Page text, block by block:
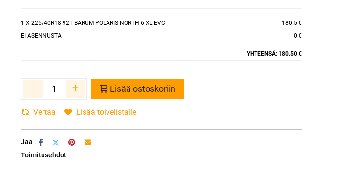
1 X 225/40R18 92T BARUM POLARIS NORTH 6 XL EVC
180.5 €
EI ASENNUSTA
0 €
YHTEENSÄ: 180.50 €
Lisää ostoskoriin
Vertaa Lisää toivelistalle
Jaa
Toimitusehdot